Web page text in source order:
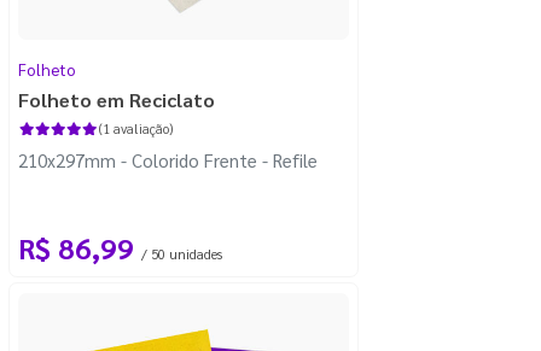
Folheto
Folheto em Reciclato
(1 avaliação)
210x297mm - Colorido Frente - Refile
R$ 86,99 / 50 unidades